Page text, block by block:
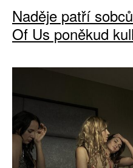
Naděje patří
Of Us poněkud